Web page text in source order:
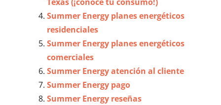
Summer Energy planes energéticos
residenciales
Summer Energy planes energéticos
comerciales
Summer Energy atención al cliente
Summer Energy pago
Summer Energy reseñas